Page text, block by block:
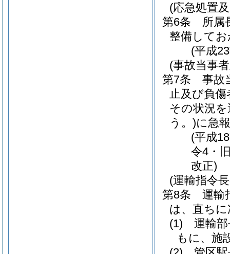
(応急処置
第6条
所属
整備して
(平成
(事故当事
第7条
事故
止及び負
その状況
う。)に急
(平成
令4・
改正)
(運輸指令
第8条
運輸
は、直ち
(1)
運輸
もに、施